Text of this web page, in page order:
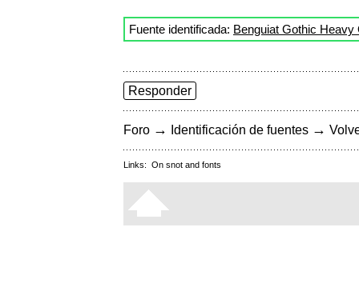
Fuente identificada: Benguiat Gothic Heavy
Responder
Foro → Identificación de fuentes →
Links: On snot and fonts